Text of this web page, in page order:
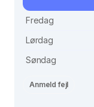
Fredag
Lørdag
Søndag
Anmeld fejl